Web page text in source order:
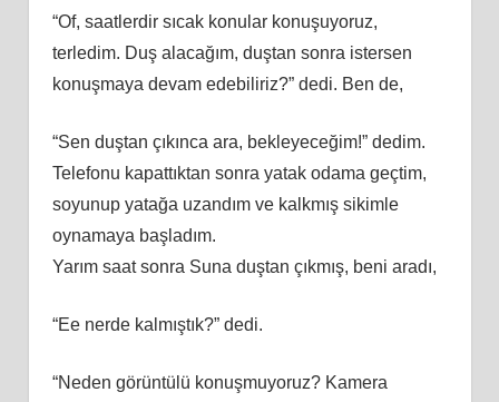
“Of, saatlerdir sıcak konular konuşuyoruz,
terledim. Duş alacağım, duştan sonra istersen
konuşmaya devam edebiliriz?” dedi. Ben de,
“Sen duştan çıkınca ara, bekleyeceğim!” dedim.
Telefonu kapattıktan sonra yatak odama geçtim,
soyunup yatağa uzandım ve kalkmış sikimle
oynamaya başladım.
Yarım saat sonra Suna duştan çıkmış, beni aradı,
“Ee nerde kalmıştık?” dedi.
“Neden görüntülü konuşmuyoruz? Kamera